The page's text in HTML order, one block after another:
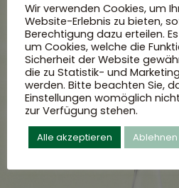
Wir verwenden Cookies, um
Website-Erlebnis zu bieten,
Berechtigung dazu erteilen.
um Cookies, welche die
Sicherheit der Website
die zu Statistik- und
werden. Bitte beachten Sie,
Einstellungen womöglich
zur Verfügung stehen.
Alle akzeptieren Ablehnen